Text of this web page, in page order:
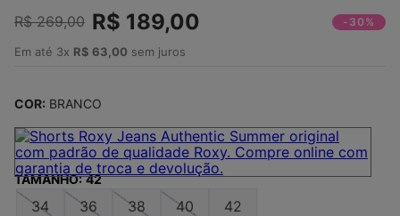
R$ 269,00 R$ 189,00
Em até 3x R$ 63 00 sem juros
-30%
COR: BRANCO
TAMANHO: 42
34 36 38 40
42
7º
gorro
8º
vestido
9º
oculos
chinelo